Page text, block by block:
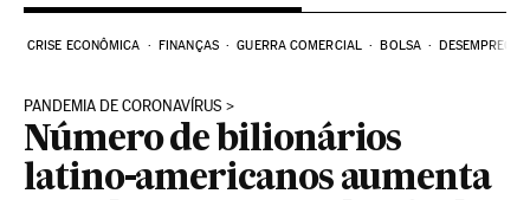
CRISE ECONÔMICA FINANÇAS GUERRA COMERCIAL BOLSA DESEMPREGO
PANDEMIA DE CORONAVÍRUS
Número de bilionários
latino-americanos aumenta